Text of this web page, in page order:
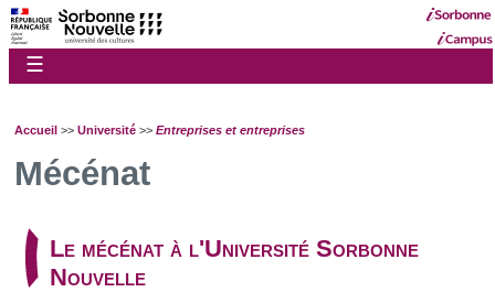
☰
Accueil >> Université >> Entreprises et entreprises
Mécénat
Le mécénat à l'Université Sorbonne
Nouvelle